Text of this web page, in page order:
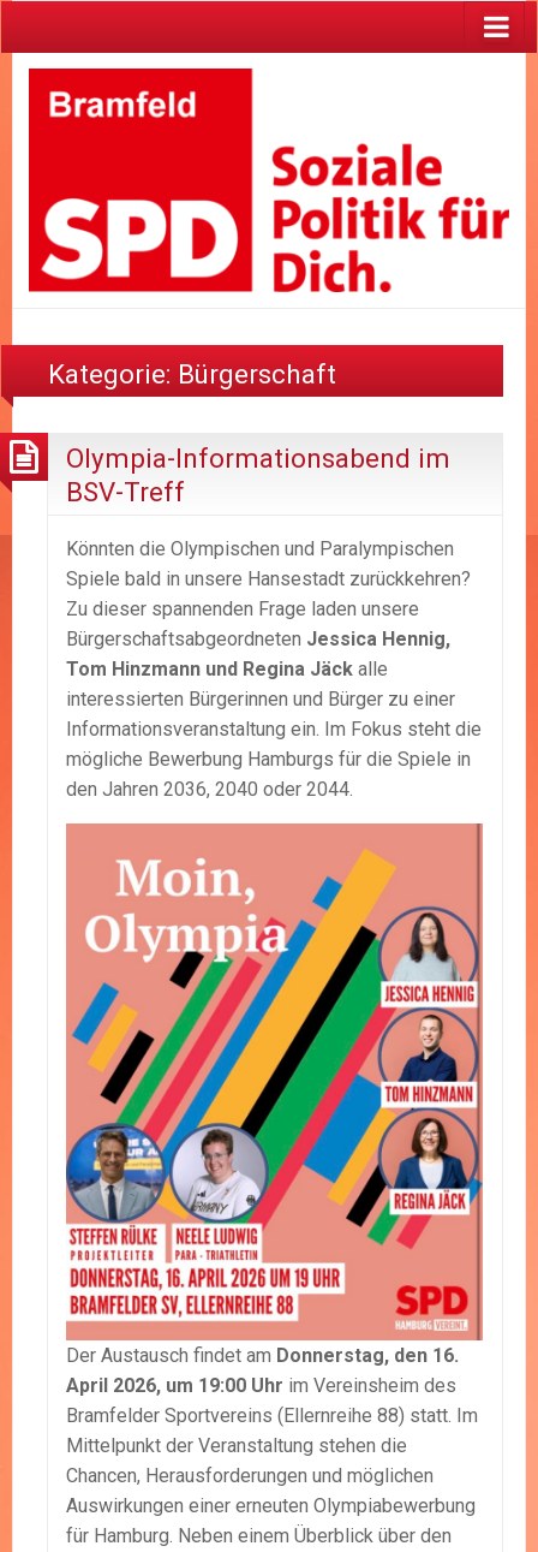
Kategorie: Bürgerschaft
Olympia-Informationsabend im
BSV-Treff
Könnten die Olympischen und Paralympischen
Spiele bald in unsere Hansestadt zurückkehren?
Zu dieser spannenden Frage laden unsere
Bürgerschaftsabgeordneten Jessica Hennig,
Tom Hinzmann und Regina Jäck alle
interessierten Bürgerinnen und Bürger zu einer
Informationsveranstaltung ein. Im Fokus steht die
mögliche Bewerbung Hamburgs für die Spiele in
den Jahren 2036, 2040 oder 2044.
Der Austausch findet am Donnerstag, den 16.
April 2026, um 19:00 Uhr im Vereinsheim des
Bramfelder Sportvereins (Ellernreihe 88) statt. Im
Mittelpunkt der Veranstaltung stehen die
Chancen, Herausforderungen und möglichen
Auswirkungen einer erneuten Olympiabewerbung
für Hamburg. Neben einem Überblick über den